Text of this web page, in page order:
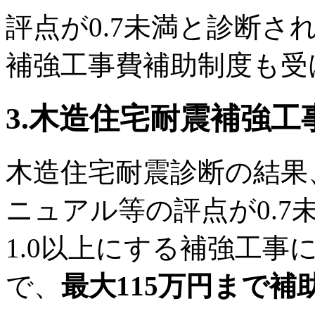
評点が0.7未満と診断さ
補強工事費補助制度も
3.木造住宅耐震補強工
木造住宅耐震診断の結
ニュアル等の評点が0.7
1.0以上にする補強工事
で、 最大115万円まで補